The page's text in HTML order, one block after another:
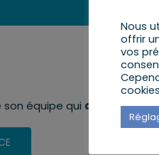
équipe qui aura lieu à
Nous
offrir
vos